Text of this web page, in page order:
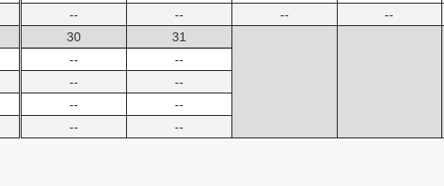
--
--
--
--
30
--
--
--
--
31
--
--
--
--